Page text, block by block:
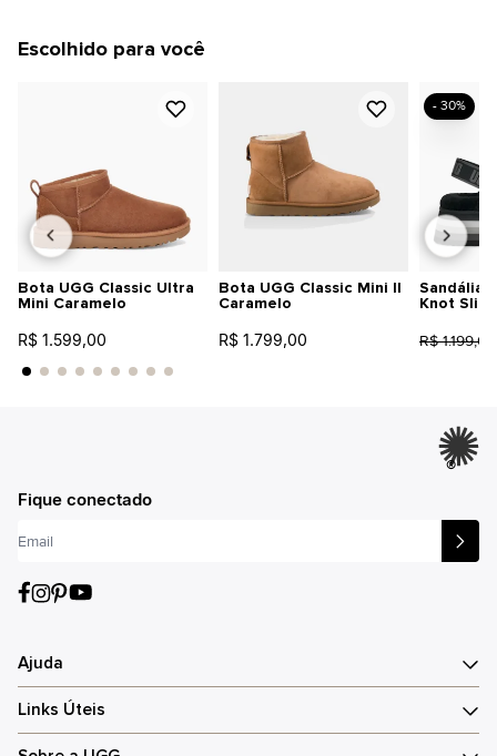
Escolhido para você
Bota UGG Classic Ultra
Mini Caramelo
R$ 1.599,00
Bota UGG Classic Mini II
Caramelo
R$ 1.799,00
Sandália
Knot
R$ 1.199,00
- 30%
®
Fique conectado
Ajuda
Links Úteis